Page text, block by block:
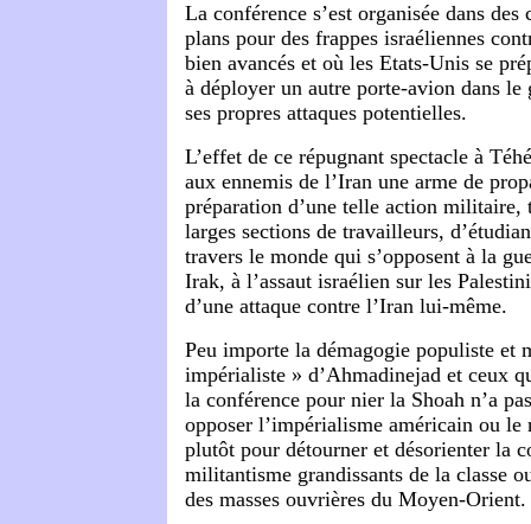
La conférence s’est organisée dans
plans pour des frappes israéliennes
bien avancés et où les Etats-Unis se
à déployer un autre porte-avion dans le
ses propres attaques potentielles.
L’effet de ce répugnant spectacle à
aux ennemis de l’Iran une arme de
préparation d’une telle action militaire,
larges sections de travailleurs,
travers le monde qui s’opposent à la
Irak, à l’assaut israélien sur les
d’une attaque contre l’Iran lui-même.
Peu importe la démagogie populiste et
impérialiste » d’Ahmadinejad et ceux
la conférence pour nier la Shoah n’a
opposer l’impérialisme américain ou le
plutôt pour détourner et désorienter la
militantisme grandissants de la classe
des masses ouvrières du Moyen-Orient.